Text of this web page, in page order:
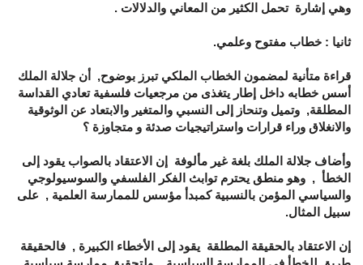
وهي إشارة تحمل الكثير من المعاني والدلالات .
ثانيا : خطاب مفتوح وعلمي.
قراءة متأنية لمضمون الخطاب الملكي تبرز بوضوح, أن جلالة الملك
أسس خطابه داخل إطار يتغذى من مرجعيات فلسفية تعادي القداسة
المطلقة, وتميل وتنحاز إلى النسبي والمتغير والابتعاد عن الوثوقية
والانغلاق وراء قرارات واستراتيجيات صدئة و متجاوزة ؟
وأضاف جلالة الملك بلغة غير مألوفة إن الاعتقاد بالصواب يقود إلى
الخطأ , وهو منطق يحترم توابث الفكر الفلسفي والسوسيولوجي
والسياسي المؤمن بالنسبية كمبدأ مؤسس للممارسة العلمية , على
سبيل المثال.
إن الاعتقاد بالحقيقة المطلقة يقود إلى الأخطاء الكبيرة , فالحقيقة